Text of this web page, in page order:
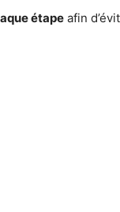
étape afin